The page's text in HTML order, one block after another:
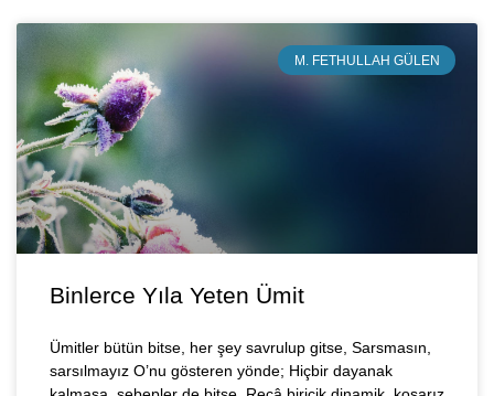
M. FETHULLAH GÜLEN
Binlerce Yıla Yeten Ümit
Ümitler bütün bitse, her şey savrulup gitse, Sarsmasın,
sarsılmayız O’nu gösteren yönde; Hiçbir dayanak